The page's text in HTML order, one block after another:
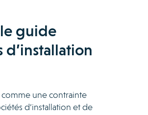
le guide
comme une contrainte
d’installation et de